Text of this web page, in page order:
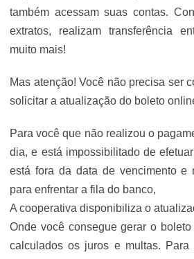
também acessam suas contas.
extratos, realizam transferência
muito mais!
Mas atenção! Você não precisa ser
solicitar a atualização do boleto
Para você que não realizou o
dia, e está impossibilitado de
está fora da data de vencimento e
para enfrentar a fila do banco,
A cooperativa disponibiliza o
Onde você consegue gerar o
calculados os juros e multas.